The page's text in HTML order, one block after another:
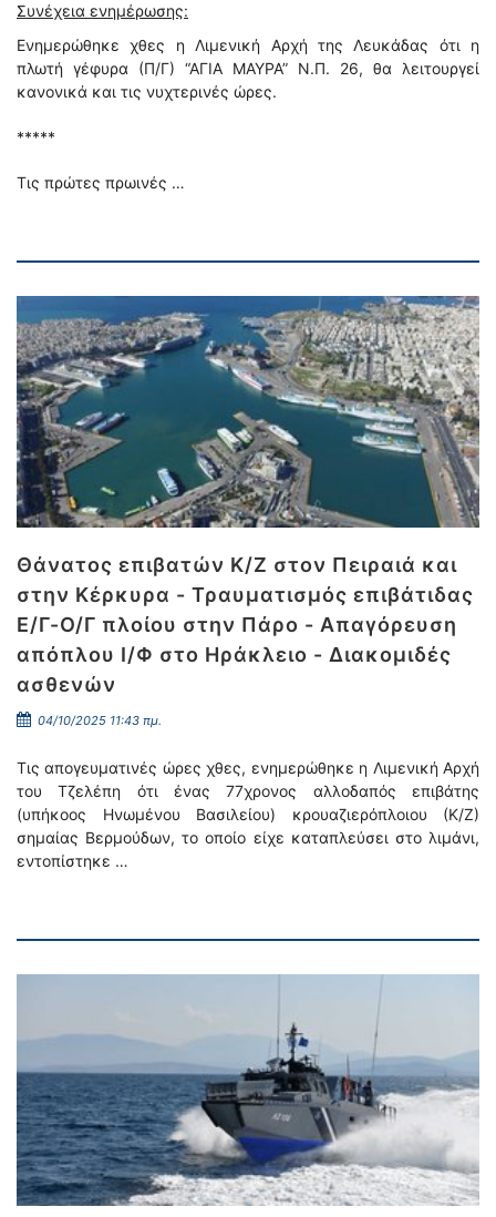
Συνέχεια ενημέρωσης:
Ενημερώθηκε χθες η Λιμενική Αρχή της Λευκάδας ότι η
πλωτή γέφυρα (Π/Γ) “ΑΓΙΑ ΜΑΥΡΑ” Ν.Π. 26, θα λειτουργεί
κανονικά και τις νυχτερινές ώρες.
*****
Τις πρώτες πρωινές …
Θάνατος επιβατών Κ/Ζ στον Πειραιά και
στην Κέρκυρα - Τραυματισμός επιβάτιδας
Ε/Γ-Ο/Γ πλοίου στην Πάρο - Απαγόρευση
απόπλου Ι/Φ στο Ηράκλειο - Διακομιδές
ασθενών
04/10/2025 11:43 πμ.
Τις απογευματινές ώρες χθες, ενημερώθηκε η Λιμενική Αρχή
του Τζελέπη ότι ένας 77χρονος αλλοδαπός επιβάτης
(υπήκοος Ηνωμένου Βασιλείου) κρουαζιερόπλοιου (Κ/Ζ)
σημαίας Βερμούδων, το οποίο είχε καταπλεύσει στο λιμάνι,
εντοπίστηκε …